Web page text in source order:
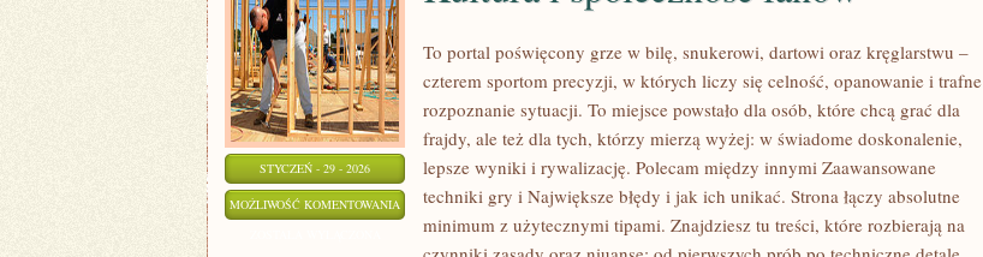
STYCZEŃ - 29 - 2026
MOŻLIWOŚĆ KOMENTOWANIA KULTURA
To portal poświęcony grze w bilę, snukerowi, dartowi oraz kręglarstwu –
czterem sportom precyzji, w których liczy się celność, opanowanie i trafne
rozpoznanie sytuacji. To miejsce powstało dla osób, które chcą grać dla
frajdy, ale też dla tych, którzy mierzą wyżej: w świadome doskonalenie,
lepsze wyniki i rywalizację. Polecam między innymi Zaawansowane
techniki gry i Największe błędy i jak ich unikać. Strona łączy absolutne
minimum z użytecznymi tipami. Znajdziesz tu treści, które rozbierają na